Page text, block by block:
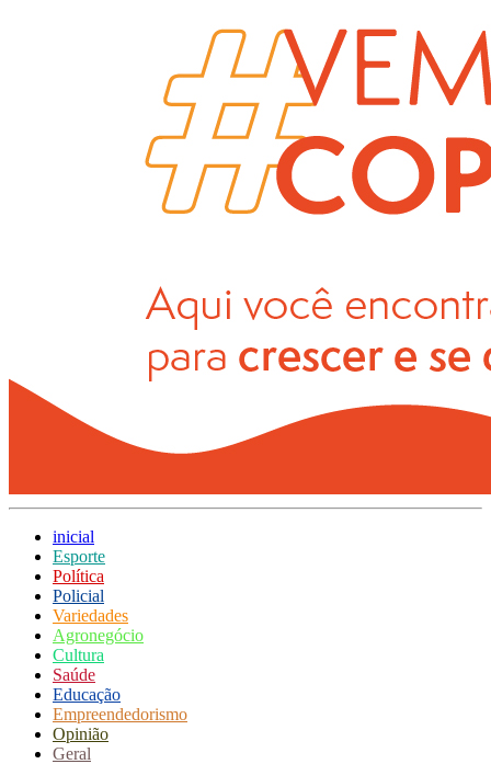
inicial
Esporte
Política
Policial
Variedades
Agronegócio
Cultura
Saúde
Educação
Empreendedorismo
Opinião
Geral